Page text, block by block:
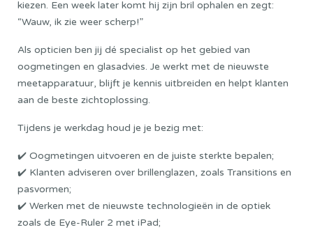
kiezen. Een week later komt hij zijn bril ophalen en zegt:
“Wauw, ik zie weer scherp!”
Als opticien ben jij dé specialist op het gebied van
oogmetingen en glasadvies. Je werkt met de nieuwste
meetapparatuur, blijft je kennis uitbreiden en helpt klanten
aan de beste zichtoplossing.
Tijdens je werkdag houd je je bezig met:
✔️ Oogmetingen uitvoeren en de juiste sterkte bepalen;
✔️ Klanten adviseren over brillenglazen, zoals Transitions en
pasvormen;
✔️ Werken met de nieuwste technologieën in de optiek
zoals de Eye-Ruler 2 met iPad;